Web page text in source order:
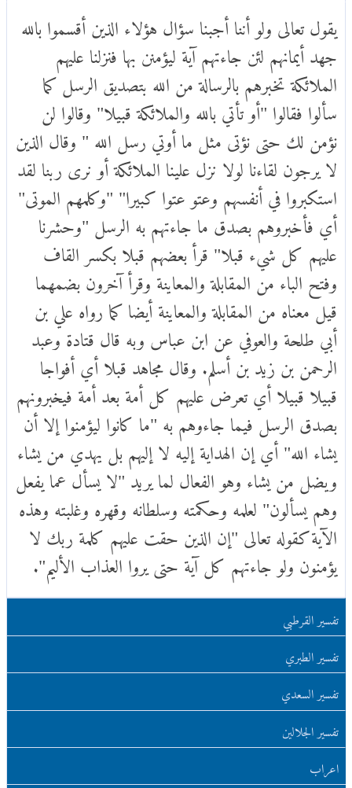
يقول تعالى ولو أننا أجبنا سؤال هؤلاء الذين أقسموا بالله
جهد أيمانهم لئن جاءتهم آية ليؤمنن بها فنزلنا عليهم
الملائكة تخبرهم بالرسالة من الله بتصديق الرسل كما
سألوا فقالوا "أو تأتي بالله والملائكة قبيلا" وقالوا لن
نؤمن لك حتى نؤتى مثل ما أوتي رسل الله " وقال الذين
لا يرجون لقاءنا لولا نزل علينا الملائكة أو نرى ربنا لقد
استكبروا في أنفسهم وعتو عتوا كبيرا" "وكلمهم الموتى"
أي فأخبروهم بصدق ما جاءتهم به الرسل "وحشرنا
عليهم كل شيء قبلا" قرأ بعضهم قبلا بكسر القاف
وفتح الباء من المقابلة والمعاينة وقرأ آخرون بضمهما
قيل معناه من المقابلة والمعاينة أيضا كما رواه علي بن
أبي طلحة والعوفي عن ابن عباس وبه قال قتادة وعبد
الرحمن بن زيد بن أسلم. وقال مجاهد قبلا أي أفواجا
قبيلا قبيلا أي تعرض عليهم كل أمة بعد أمة فيخبرونهم
بصدق الرسل فيما جاءوهم به "ما كانوا ليؤمنوا إلا أن
يشاء الله" أي إن الهداية إليه لا إليهم بل يهدي من يشاء
ويضل من يشاء وهو الفعال لما يريد "لا يسأل عما يفعل
وهم يسألون" لعلمه وحكمته وسلطانه وقهره وغلبته وهذه
الآية كقوله تعالى "إن الذين حقت عليهم كلمة ربك لا
يؤمنون ولو جاءتهم كل آية حتى يروا العذاب الأليم".
تفسير القرطبي
تفسير الطبري
تفسير السعدي
تفسير الجلالين
اعراب